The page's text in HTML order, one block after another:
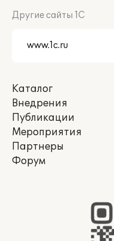
Другие сайты 1С
Каталог
Внедрения
Публикации
Мероприятия
Партнеры
Форум